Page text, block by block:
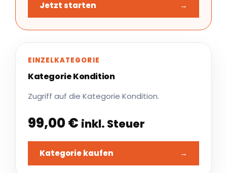
Jetzt starten →
EINZELKATEGORIE
Kategorie Kondition
Zugriff auf die Kategorie Kondition.
99,00€ inkl. Steuer
Kategorie kaufen →